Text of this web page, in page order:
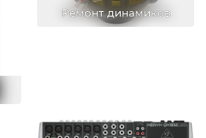
Ремонт динамиков